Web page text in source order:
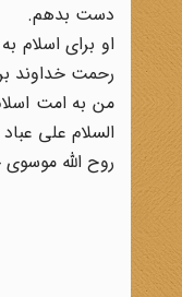
دست بدهم.
او برای اسلام
رحمت خداوند بر
من به امت
السلام علی
روح الله موسوی خمینی